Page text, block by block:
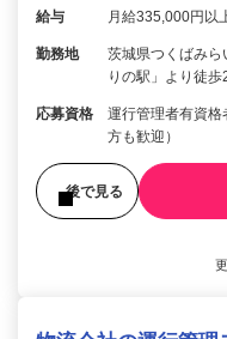
給与 月給335,000円以
勤務地
茨城県つくばみ
りの駅」より徒
応募資格
運行管理者有資
方も歓迎）
後で見る